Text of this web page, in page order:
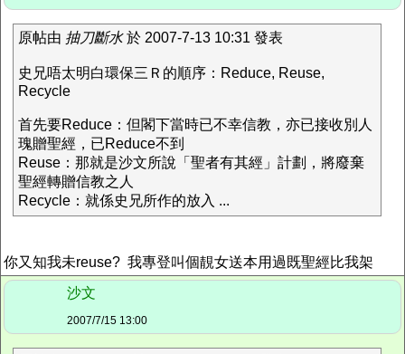
原帖由 抽刀斷水於 2007-7-13 10:31 發表
史兄唔太明白環保三Ｒ的順序：Reduce, Reuse,
Recycle
首先要Reduce：但閣下當時已不幸信教，亦已接收別人
瑰贈聖經，已Reduce不到
Reuse：那就是沙文所說「聖者有其經」計劃，將廢棄
聖經轉贈信教之人
Recycle：就係史兄所作的放入 ...
你又知我未reuse? 我專登叫個靚女送本用過既聖經比我架
沙文
2007/7/15 13:00